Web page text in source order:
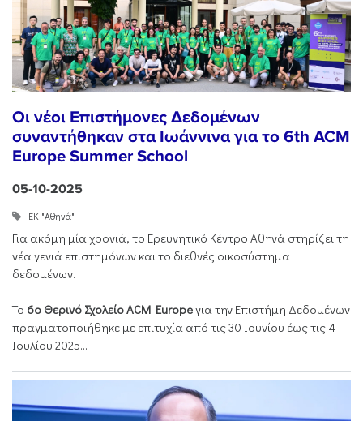
Οι νέοι Επιστήμονες Δεδομένων
συναντήθηκαν στα Ιωάννινα για το 6th ACM
Europe Summer School
05-10-2025
ΕΚ "Αθηνά"
Για ακόμη μία χρονιά, το Ερευνητικό Κέντρο Αθηνά στηρίζει τη
νέα γενιά επιστημόνων και το διεθνές οικοσύστημα
δεδομένων.
Το 6ο Θερινό Σχολείο ACM Europeγια την Επιστήμη Δεδομένων
πραγματοποιήθηκε με επιτυχία από τις 30 Ιουνίου έως τις 4
Ιουλίου 2025...